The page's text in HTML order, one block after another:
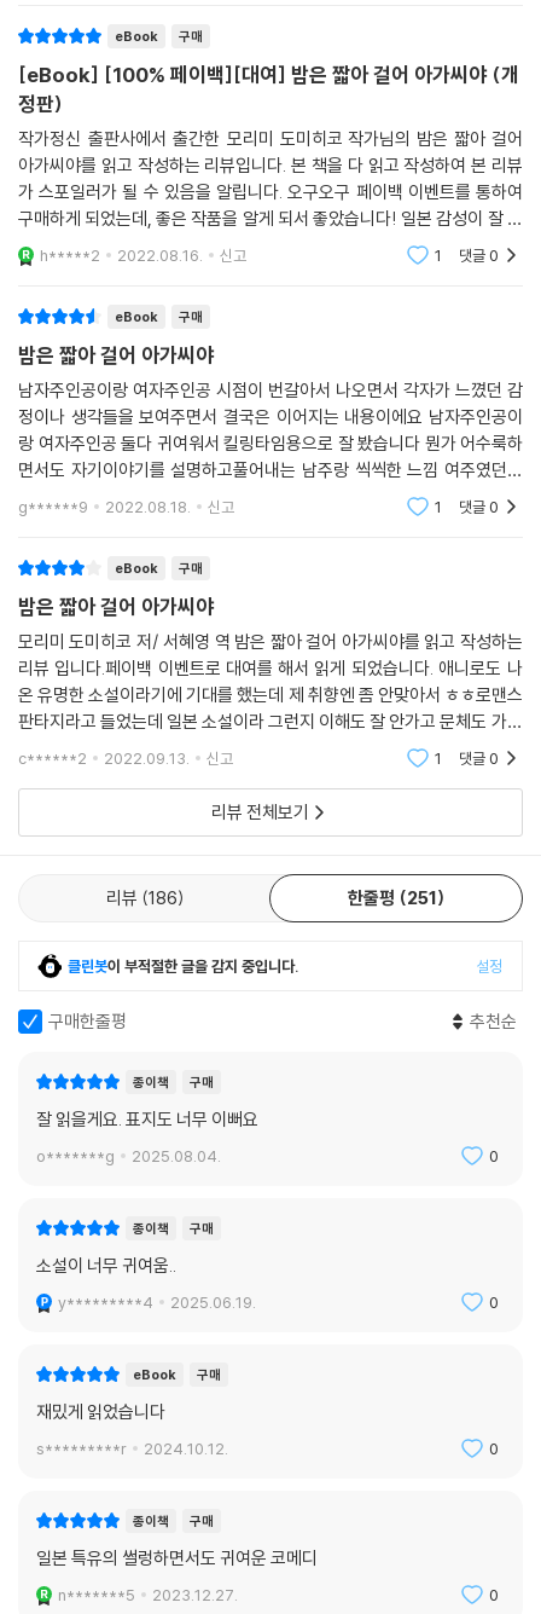
「나쁜 감기 사랑 감기」는 도시를 휩쓸어버린 몹쓸 감기로 앓아누운 청년과
그 주변의 인물들, 그리고 그 감기의 원인을 제공한 이백 노인을 위해 나 홀
로 말짱한 아가씨가 감기의 신을 퇴치하기 위해 맹활약하는 이야기다. 반
년 동안 아가씨의 뒤를 쫓으며 맹목적인 사랑을 불살라오던 청년은 생전
개는 법 없는 이부자리에서 아가씨를 그리워하며 자신이 걸어온 길을 되돌
아보다가 꿈결에 공중부양 하는 대학생 히구치에게 비행술을 배워 밤하늘
로 날아오른다. 마침 이백 노인에게 전설의 감기약 ‘윤폐로’를 전하러 간 아
가씨도 회오리바람에 휩쓸려 밤하늘로 날아오르고, 두 사람은 공중에서 만
준 달걀술과 감기약 윤폐로로 자리에서 일어난 그는 일생 최대의 용기를
내어 그녀에게 첫 데이트를 신청한다.
“밤은 짧아, 걸어 아가씨야”
나를 지켜주는 주문처럼 느껴져
작게 소리 내어 말해보았습니다.
걸음걸이, 가끔은 특기인 두 발 보행 로봇 스텝……. 세상만사에 호기심 만
발이요, 엄지를 안으로 감싼 쥔 주먹을 위험한 순간마다 날리는 ‘친구펀
치’를 구사하고, “나무나무”라는 주문을 시도 때도 없이 읊조리고, 주당들
을 단번에 제압해버리는 대단한 주량에, 삼척동자도 속지 않은 구라(?)에
도 언제나 순진하게 눈망울을 깜빡이며 속아 넘어가는, 유례없이 다양한
매력과 귀여움을 겸비한 서클 후배 ‘그녀’. 그런 그녀를 좇는 ‘나’는 어떻게
든 그녀의 눈에 띄려고, 밤낮으로 그녀의 행선지에 출몰하나 고백은커녕
말도 못 붙이고, 머릿속에는 망상만이 폭주한다. ‘쓸데없이 자존심만 높은
우유부단한 남자’ 대회에 나가면 그랑프리 감이 되고도 남음직한 캐릭터
다.
그래도 그는 아가씨의 사랑을 얻기 위해 백귀야행의 밤거리를 파김치가 되
치르고, 축제로 떠들썩한 대학 옥상에서 추락해 저승길 앞에서 가까스로
려 옴짝달싹못하는 와중에도 그녀를 그리워하는데, 매번 아슬아슬 결정적
블 하나의 거리만큼으로 좁혀진다.
기기묘묘한 캐릭터들 외에도 반짝반짝 빛나는 요상한 등장 소품들이 있으
니, 그것은 바로 술꾼 이백 씨가 타고 다니는 3층 전차(만화 〈도라에몽〉에
한 거대한 ‘코끼리 엉덩이’, 자전거와 폐품을 모아 만든 ‘풍운괴팍성’, 회오
애타는 술래잡기를 배경으로 등장하는 이 기상천외한 물건들과 그것들이
만들어내는 시추에이션들은 마치 애니메이션을 보는 듯 유쾌하기만 하다.
토리로 달려나가는 것이다. 이런 세계관에 대해 리얼리티 운운하는 것은
머뭇거리는 순정 청년과 그런 그의 분투를 전혀 눈치채지 못하는 순정 아
환상적인 이야기 『밤은 짧아 걸어 아가씨야』는 출간된 지 십여 년이 넘은
가고 있다.
eBook 구매
[eBook] [100% 페이백][대여] 밤은 짧아 걸어 아가씨야 (개
정판)
작가정신 출판사에서 출간한 모리미 도미히코 작가님의 밤은 짧아 걸어
아가씨야를 읽고 작성하는 리뷰입니다. 본 책을 다 읽고 작성하여 본 리뷰
가 스포일러가 될 수 있음을 알립니다. 오구오구 페이백 이벤트를 통하여
구매하게 되었는데, 좋은 작품을 알게 되서 좋았습니다! 일본 감성이 잘 드
러나고 4개의 에피소드 모두 재밌게 읽었습니다. 애니메이션도 있다고 해
서 완독후에 보
h*****2 2022.08.16. 신고 1 댓글0
eBook 구매
밤은 짧아 걸어 아가씨야
남자주인공이랑 여자주인공 시점이 번갈아서 나오면서 각자가 느꼈던 감
정이나 생각들을 보여주면서 결국은 이어지는 내용이에요 남자주인공이
랑 여자주인공 둘다 귀여워서 킬링타임용으로 잘 봤습니다 뭔가 어수룩하
면서도 자기이야기를 설명하고풀어내는 남주랑 씩씩한 느낌 여주였던듯
해요ㅋㅋ 전반적으로 일본느낌이나 여러시간 장면들이 떠오르는 이야기
라 좋았어여
g******9 2022.08.18. 신고 1 댓글0
eBook 구매
밤은 짧아 걸어 아가씨야
모리미 도미히코 저/ 서혜영 역 밤은 짧아 걸어 아가씨야를 읽고 작성하는
리뷰 입니다.페이백 이벤트로 대여를 해서 읽게 되었습니다. 애니로도 나
온 유명한 소설이라기에 기대를 했는데 제 취향엔 좀 안맞아서 ㅎㅎ로맨스
판타지라고 들었는데 일본 소설이라 그런지 이해도 잘 안가고 문체도 가벼
단 느낌. 저같은 분들은 애니로 보는게 나을듯 싶네요. 좀 아쉽습니다..
c******2 2022.09.13. 신고 1 댓글0
리뷰 전체보기
리뷰 186 한줄평 251
클린봇이 부적절한 글을 감지 중입니다. 설정
구매한줄평 추천순
종이책 구매
잘 읽을게요. 표지도 너무 이뻐요
o*******g 2025.08.04. 0
종이책 구매
소설이 너무 귀여움..
y*********4 2025.06.19. 0
eBook 구매
재밌게 읽었습니다
s*********r 2024.10.12. 0
종이책 구매
일본 특유의 썰렁하면서도 귀여운 코메디
n*******5 2023.12.27. 0